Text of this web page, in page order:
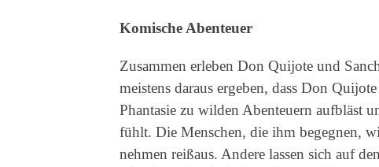
Komische Abenteuer
Zusammen erleben Don Quijote und
meistens daraus ergeben, dass Don
Phantasie zu wilden Abenteuern aufbläst
fühlt. Die Menschen, die ihm begegnen,
nehmen reißaus. Andere lassen sich auf